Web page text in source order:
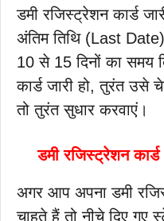
डमी रजिस्ट्रेशन कार्ड
अंतिम तिथि (Last
10 से 15 दिनों का समय
कार्ड जारी हो, तुरंत
तो तुरंत सुधार करवाएं।
डमी रजिस्ट्रेशन
अगर आप अपना डमी
चाहते हैं तो नीचे दिए गए